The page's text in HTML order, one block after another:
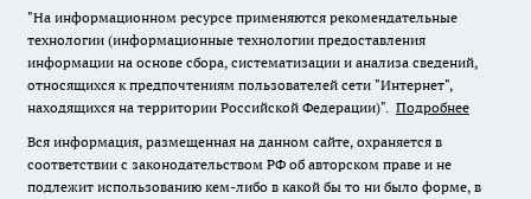
"На информационном ресурсе применяются рекомендательные
технологии (информационные технологии предоставления
информации на основе сбора, систематизации и анализа сведений,
относящихся к предпочтениям пользователей сети "Интернет",
находящихся на территории Российской Федерации)". Подробнее
Вся информация, размещенная на данном сайте, охраняется в
соответствии с законодательством РФ об авторском праве и не
подлежит использованию кем-либо в какой бы то ни было форме, в